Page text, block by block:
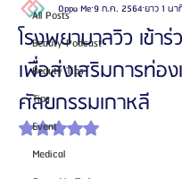
All Posts
Beauty Podcast
Beauty Tips
Tips
Event
Medical
โรงพยาบาลวิว เข้า
เพื่อส่งเสริมการท่อ
ศัลยกรรมเกาหลี
Oppa Me9 ก.ค. 2564ยาว 1 นา
ได้รับ NaN เต็ม 5 ดาว